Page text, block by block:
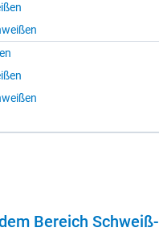
Be­reich Schweiß­